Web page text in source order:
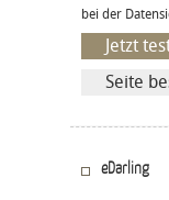
bei der
Jetzt
Seite
eDarling